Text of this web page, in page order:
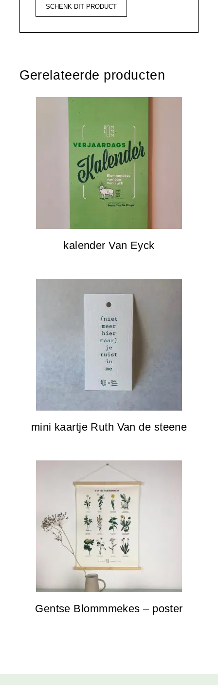
SCHENK DIT PRODUCT
Gerelateerde producten
kalender Van Eyck
mini kaartje Ruth Van de steene
Gentse Blommmekes – poster